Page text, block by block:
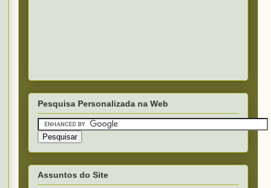
Pesquisa Personalizada na Web
Assuntos do Site